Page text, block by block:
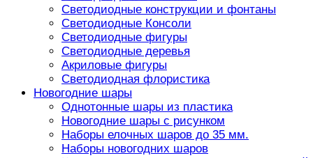
Светодиодные конструкции и фонтаны
Светодиодные Консоли
Светодиодные фигуры
Светодиодные деревья
Акриловые фигуры
Светодиодная флористика
Новогодние шары
Однотонные шары из пластика
Новогодние шары с рисунком
Наборы елочных шаров до 35 мм.
Наборы новогодних шаров